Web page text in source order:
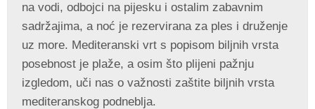
na vodi, odbojci na pijesku i ostalim zabavnim
sadržajima, a noć je rezervirana za ples i druženje
uz more. Mediteranski vrt s popisom biljnih vrsta
posebnost je plaže, a osim što plijeni pažnju
izgledom, uči nas o važnosti zaštite biljnih vrsta
mediteranskog podneblja.